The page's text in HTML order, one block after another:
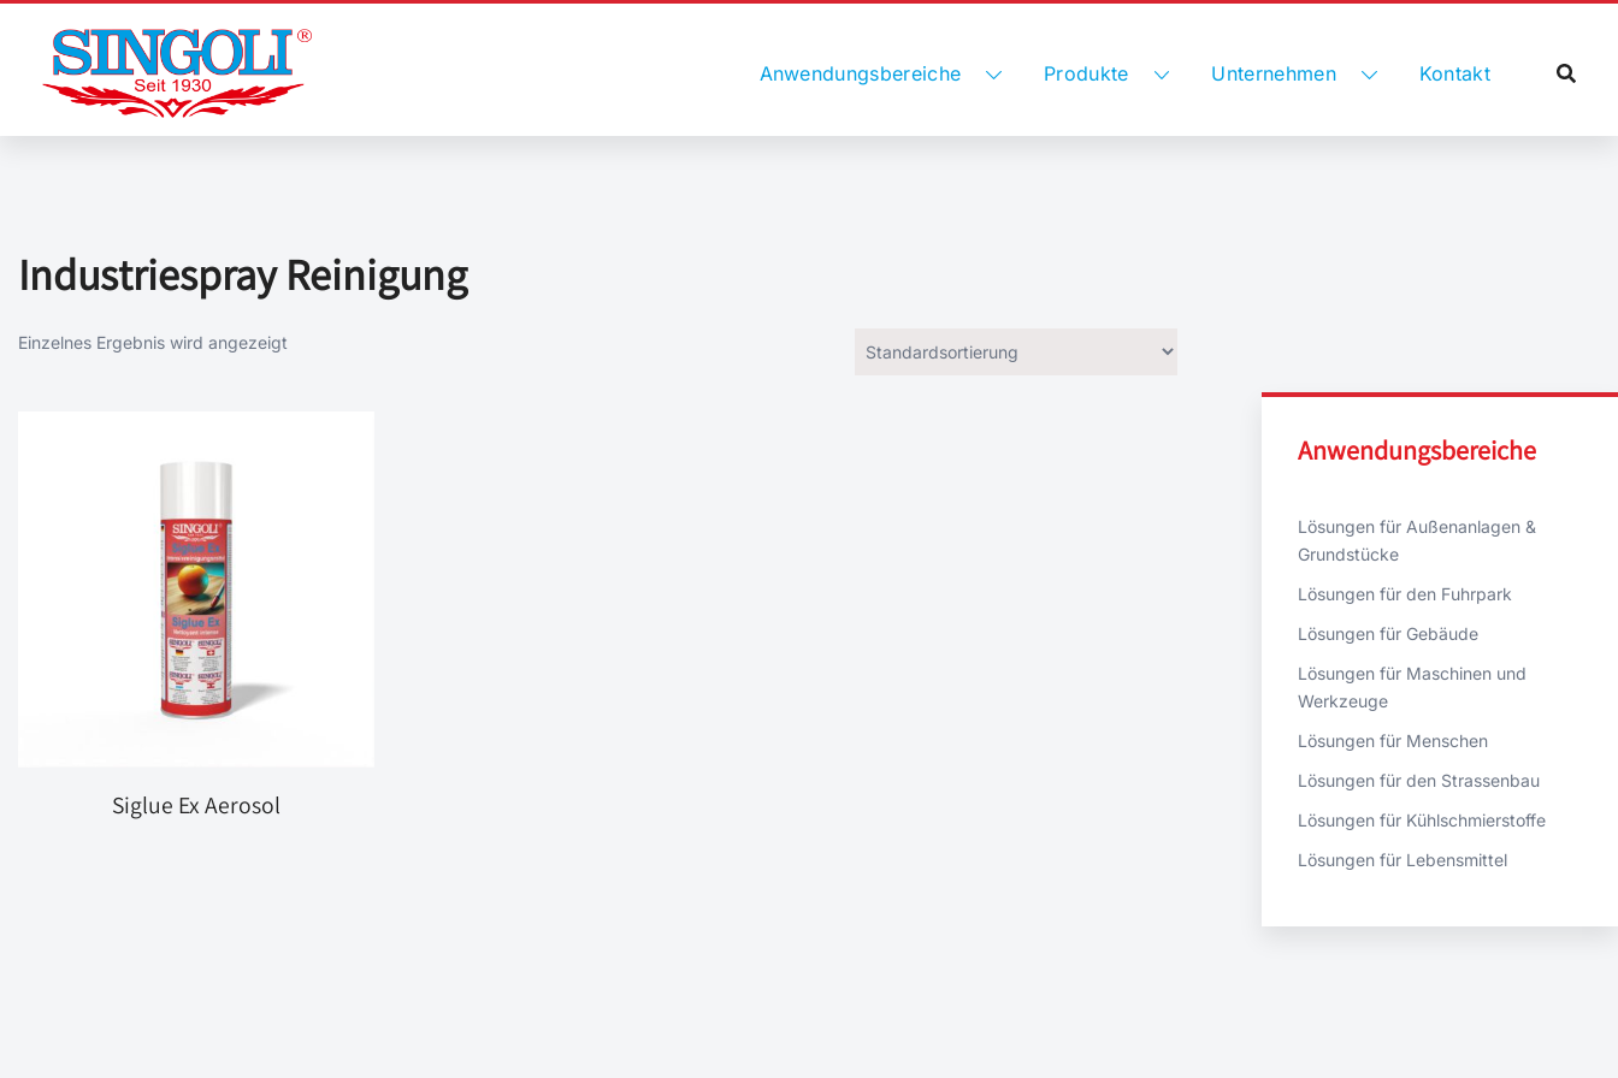
springen
Anwendungsbereiche Produkte Unternehmen Kontakt
Industriespray Reinigung
Einzelnes Ergebnis wird angezeigt
Siglue Ex Aerosol
Anwendungsbereiche
Lösungen für Außenanlagen &
Grundstücke
Lösungen für den Fuhrpark
Lösungen für Gebäude
Lösungen für Maschinen und
Werkzeuge
Lösungen für Menschen
Lösungen für den Strassenbau
Lösungen für Kühlschmierstoffe
Lösungen für Lebensmittel